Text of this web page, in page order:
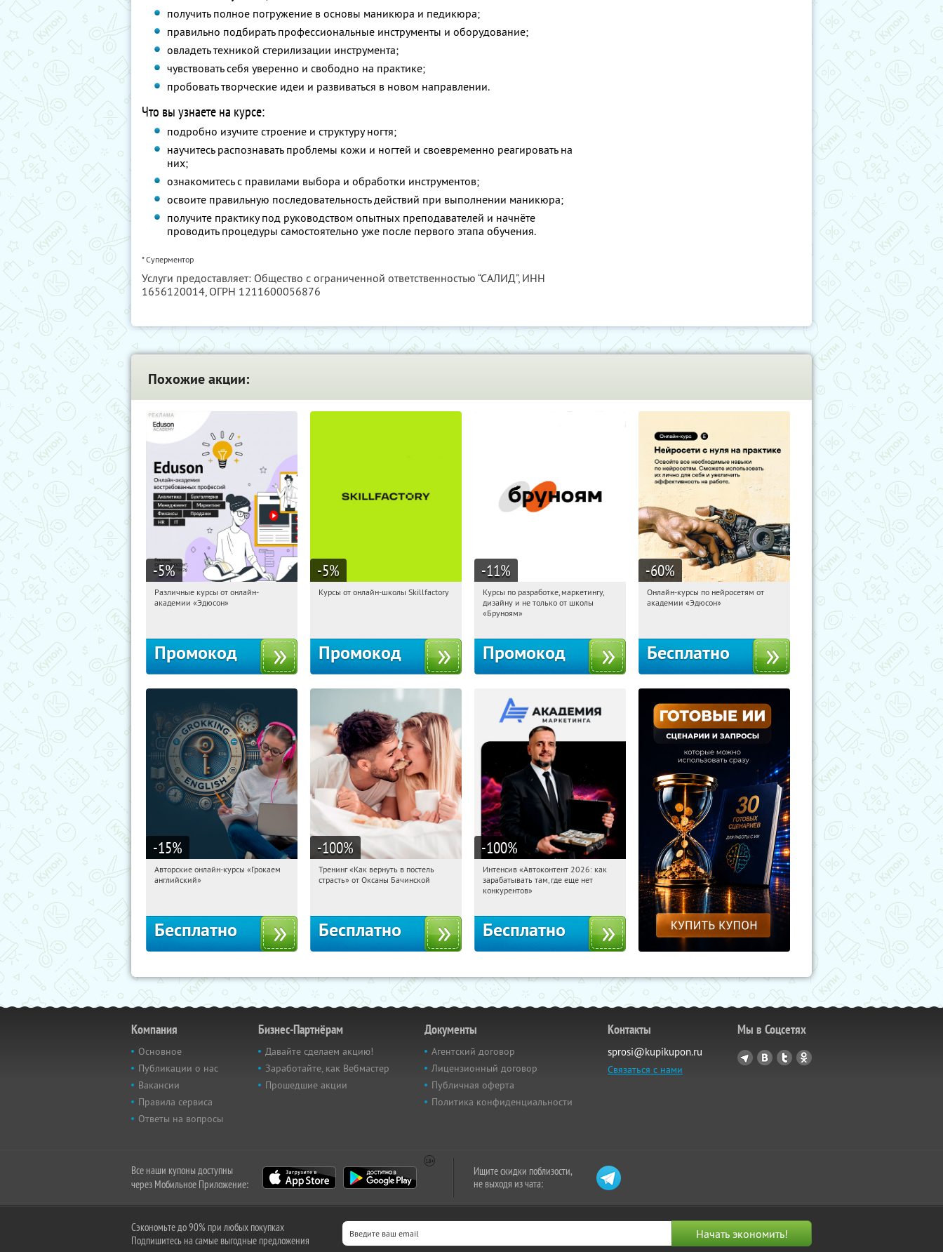
получить полное погружение в основы маникюра и педикюра;
правильно подбирать профессиональные инструменты и оборудование;
овладеть техникой стерилизации инструмента;
чувствовать себя уверенно и свободно на практике;
пробовать творческие идеи и развиваться в новом направлении.
Что вы узнаете на курсе:
подробно изучите строение и структуру ногтя;
научитесь распознавать проблемы кожи и ногтей и своевременно реагировать на
них;
ознакомитесь с правилами выбора и обработки инструментов;
освоите правильную последовательность действий при выполнении маникюра;
получите практику под руководством опытных преподавателей и начнёте
проводить процедуры самостоятельно уже после первого этапа обучения.
* Суперментор
Услуги предоставляет: Общество с ограниченной ответственностью “САЛИД”, ИНН
1656120014, ОГРН 1211600056876
Похожие акции:
-5%
17:19:25 Получили:
Различные курсы от онлайн-
академии «Эдюсон»
Промокод
-5%
17:19:25
Получи первым!
Курсы от онлайн-школы Skillfactory
Промокод
-11%
17:19:25
Получи первым!
Россия
Курсы по разработке, маркетингу,
дизайну и не только от школы
«Бруноям»
Промокод
-60%
17:19:25 Получили:
Онлайн-курсы по нейросетям от
академии «Эдюсон»
Бесплатно
-15%
17:19:25 Получили:
Авторские онлайн-курсы «Грокаем
английский»
Бесплатно
-100%
17:19:25 Получили:
Тренинг «Как вернуть в постель
страсть» от Оксаны Бачинской
Бесплатно
-100%
17:19:25 Получили:
Россия
Интенсив «Автоконтент 2026: как
зарабатывать там, где еще нет
конкурентов»
Бесплатно
Компания
Основное
Публикации о нас
Вакансии
Правила сервиса
Ответы на вопросы
Бизнес-Партнёрам
Давайте сделаем акцию!
Заработайте, как Вебмастер
Прошедшие акции
Документы
Агентский договор
Лицензионный договор
Публичная оферта
Политика конфиденциальности
Контакты
sprosi@kupikupon.ru
Связаться с нами
Мы в Соцсетях
Все наши купоны доступны
через Мобильное Приложение:
Ищите скидки поблизости,
не выходя из чата:
Сэкономьте до 90% при любых покупках
Подпишитесь на самые выгодные предложения